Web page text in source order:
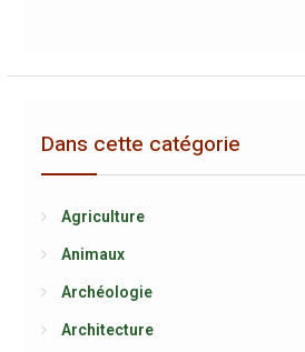
Dans cette catégorie
Agriculture
Animaux
Archéologie
Architecture